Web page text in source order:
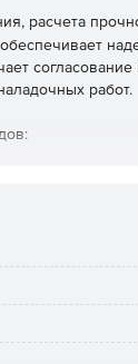
расчета
согласование
работ.